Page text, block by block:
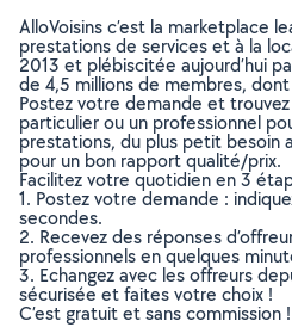
AlloVoisins c’est la marketplace
prestations de services et à la
2013 et plébiscitée aujourd’hui
de 4,5 millions de membres,
Postez votre demande et
particulier ou un professionnel
prestations, du plus petit besoin
pour un bon rapport qualité/prix.
Facilitez votre quotidien en 3
1. Postez votre demande :
secondes.
2. Recevez des réponses
professionnels en quelques
3. Echangez avec les offreurs
sécurisée et faites votre choix !
C’est gratuit et sans commission !